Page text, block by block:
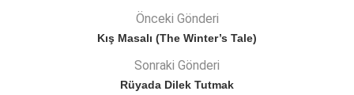
Önceki Gönderi
Kış Masalı (The Winter’s Tale)
Sonraki Gönderi
Rüyada Dilek Tutmak